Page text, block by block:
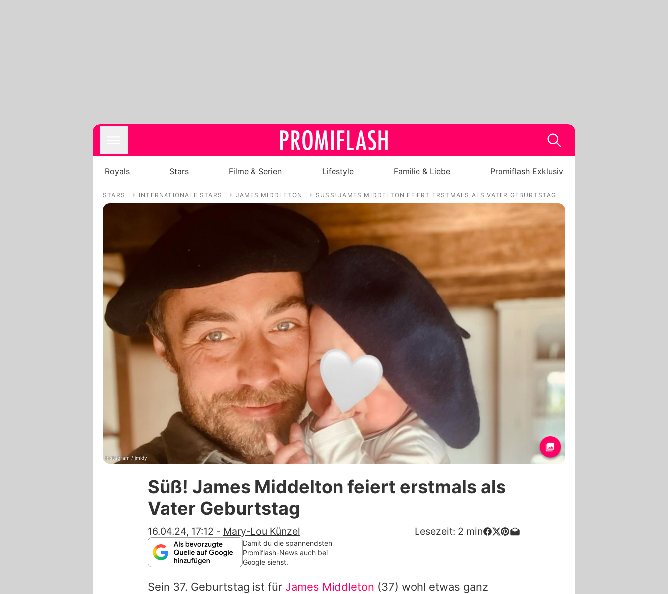
Royals
Filme & Serien
Promiflash Exklusiv
Alle Themen auf Promiflash
Jobs
App runterladen
Team
Redaktionelle Richtlinien
Impressum
Datenschutzerklärung
Nutzungsbedingungen
Royals Stars Filme & Serien Lifestyle Familie & Liebe Promiflash Exklusiv
STARS INTERNATIONALE STARS JAMES MIDDLETON SÜSS! JAMES MIDDELTON FEIERT ERSTMALS ALS VATER GEBURTSTAG
Instagram / jmidy
Süß! James Middelton feiert erstmals als
Vater Geburtstag
16.04.24, 17:12 - Mary-Lou Künzel Lesezeit: 2 min
Damit du die spannendsten
Promiflash-News auch bei
Google siehst.
Sein 37. Geburtstag ist für James Middleton (37) wohl etwas ganz